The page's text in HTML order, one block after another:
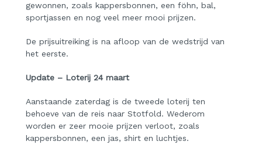
gewonnen, zoals kappersbonnen, een föhn, bal,
sportjassen en nog veel meer mooi prijzen.
De prijsuitreiking is na afloop van de wedstrijd van
het eerste.
Update – Loterij 24 maart
Aanstaande zaterdag is de tweede loterij ten
behoeve van de reis naar Stotfold. Wederom
worden er zeer mooie prijzen verloot, zoals
kappersbonnen, een jas, shirt en luchtjes.